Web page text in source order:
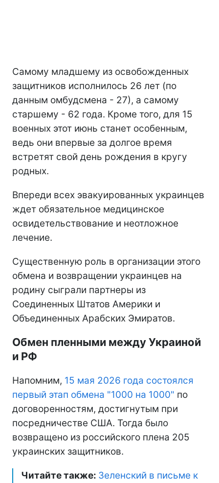
Самому младшему из освобожденных
защитников исполнилось 26 лет (по
данным омбудсмена - 27), а самому
старшему - 62 года. Кроме того, для 15
военных этот июнь станет особенным,
ведь они впервые за долгое время
встретят свой день рождения в кругу
родных.
Впереди всех эвакуированных украинцев
ждет обязательное медицинское
освидетельствование и неотложное
лечение.
Существенную роль в организации этого
обмена и возвращении украинцев на
родину сыграли партнеры из
Соединенных Штатов Америки и
Объединенных Арабских Эмиратов.
Обмен пленными между Украиной
и РФ
Напомним, 15 мая 2026 года состоялся
первый этап обмена "1000 на 1000" по
договоренностям, достигнутым при
посредничестве США. Тогда было
возвращено из российского плена 205
украинских защитников.
Читайте также: Зеленский в письме к